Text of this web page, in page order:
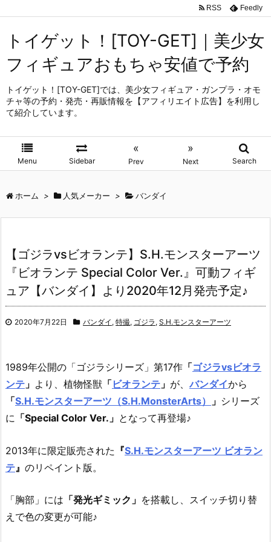
トイゲット！[TOY-GET]｜美少女
フィギュアおもちゃ安値で予約
トイゲット！[TOY-GET]では、美少女フィギュア・ガンプラ・オモ
チャ等の予約・発売・再販情報を【アフィリエイト広告】を利用し
て紹介しています。
Menu Sidebar
«
Prev
»
Next Search
RSS Feedly
ホーム > 人気メーカー > バンダイ
【ゴジラvsビオランテ】S.H.モンスターアーツ
『ビオランテ Special Color Ver.』可動フィギ
ュア【バンダイ】より2020年12月発売予定♪
2020年7月22日 バンダイ , 特撮, ゴジラ , S.H.モンスターアーツ
1989年公開の「ゴジラシリーズ」第17作 「ゴジラvsビオラ
ンテ 」 より、 植物怪獣 「 ビオランテ 」 が、バンダイから
「S.H.モンスターアーツ（S.H.MonsterArts） 」 シリーズ
に 「Special Color Ver.」 となって再登場♪
2013年に限定販売された 『S.H.モンスターアーツ ビオラン
テ 』 のリペイント版。
「胸部」には 「発光ギミック」 を搭載し、スイッチ切り替
えで色の変更が可能♪